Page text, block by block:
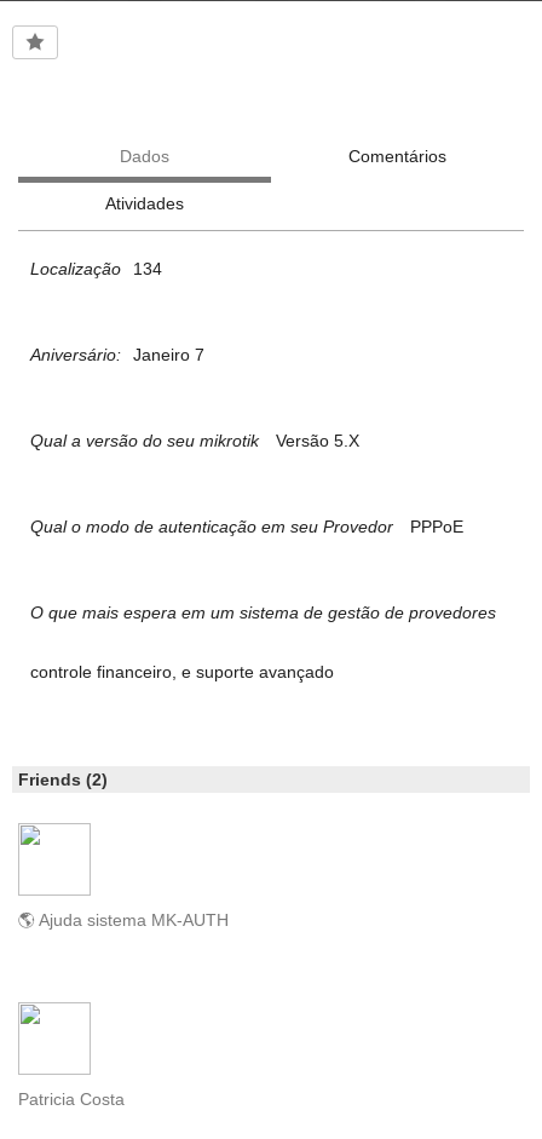
Dados Comentários
Atividades
Localização 134
Aniversário: Janeiro 7
Qual a versão do seu mikrotik Versão 5.X
Qual o modo de autenticação em seu Provedor PPPoE
O que mais espera em um sistema de gestão de provedores
controle financeiro, e suporte avançado
Friends (2)
🌎 Ajuda sistema MK-AUTH
Patricia Costa